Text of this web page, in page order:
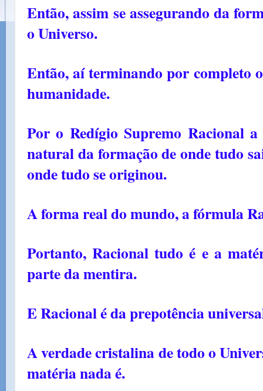
Então, assim se assegurando da
o Universo.
Então, aí terminando por completo
humanidade.
Por o Redígio Supremo Racional
natural da formação de onde tudo
onde tudo se originou.
A forma real do mundo, a fórmula
Portanto, Racional tudo é e a
parte da mentira.
E Racional é da prepotência
A verdade cristalina de todo o
matéria nada é.